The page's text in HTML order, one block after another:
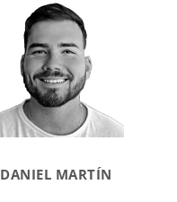
DANIEL MARTÍN